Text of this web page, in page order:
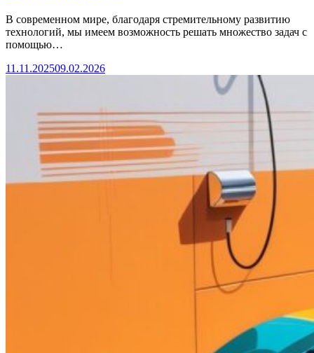
В современном мире, благодаря стремительному развитию
технологий, мы имеем возможность решать множество задач с
помощью…
11.11.202509.02.2026